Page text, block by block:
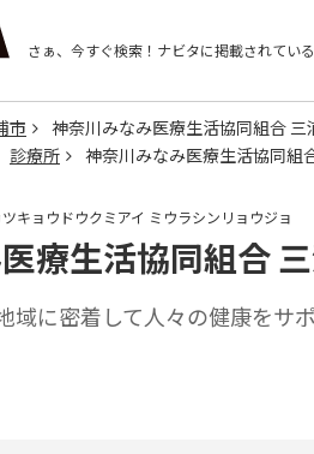
さぁ、今すぐ検索！ ナビタに掲載されている
市
神奈川みなみ医療生活協同組合 三
診療所 神奈川みなみ医療生活協同組
キョウドウクミアイ ミウラシンリョウジョ
療生活協同組合
域に密着して人々の健康をサポ